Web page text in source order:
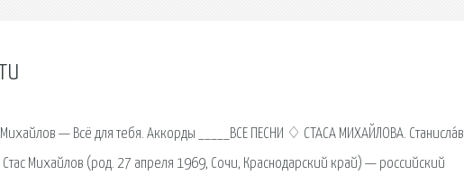
— Вcё для тeбя. Аккорды _____ВСЕ ПЕСНИ ♢ СТАСА МИХАЙЛОВА. Станисла́в
Михайлов (род. 27 апреля 1969, Сочи, Краснодарский край) — российский